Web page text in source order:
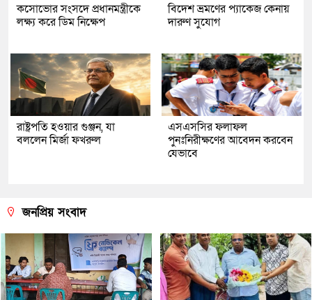
কসোভোর সংসদে প্রধানমন্ত্রীকে
লক্ষ্য করে ডিম নিক্ষেপ
বিদেশ ভ্রমণের প্যাকেজ কেনায়
দারুণ সুযোগ
রাষ্ট্রপতি হওয়ার গুঞ্জন, যা
বললেন মির্জা ফখরুল
এসএসসির ফলাফল
পুনঃনিরীক্ষণের আবেদন করবেন
যেভাবে
জনপ্রিয় সংবাদ